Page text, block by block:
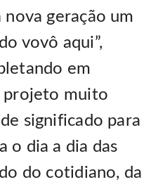
geração um
vovô aqui”,
em
projeto muito
significado para
o dia a dia das
do cotidiano, da